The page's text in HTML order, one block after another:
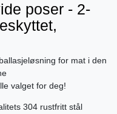
poser - 2-
for mat i den
valget for deg!
304 rustfritt stål